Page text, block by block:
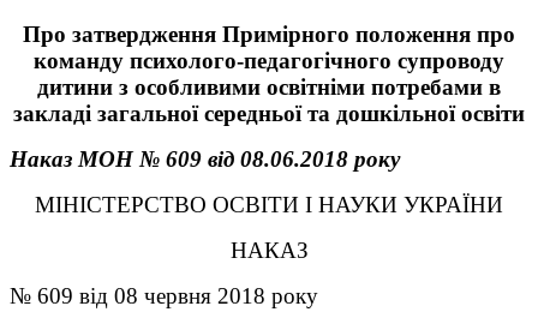
Пpo затвердження Примірного положення про
команду психолого-педагогічного супроводу
дитини з особливими освітніми потребами в
закладі загальної середньої та дошкільної освіти
Наказ МОН № 609 від 08.06.2018 року
МІНІСТЕРСТВО ОСВІТИ І НАУКИ УКРАЇНИ
НАКАЗ
№ 609 від 08 червня 2018 року